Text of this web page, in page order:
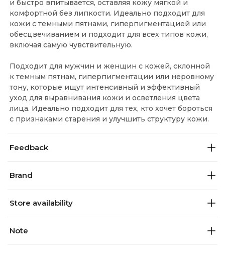
и быстро впитывается, оставляя кожу мягкой и
комфортной без липкости. Идеально подходит для
кожи с темными пятнами, гиперпигментацией или
обесцвечиванием и подходит для всех типов кожи,
включая самую чувствительную.
Подходит для мужчин и женщин с кожей, склонной
к темным пятнам, гиперпигментации или неровному
тону, которые ищут интенсивный и эффективный
уход для выравнивания кожи и осветления цвета
лица. Идеально подходит для тех, кто хочет бороться
с признаками старения и улучшить структуру кожи.
Feedback
Brand
Store availability
Note